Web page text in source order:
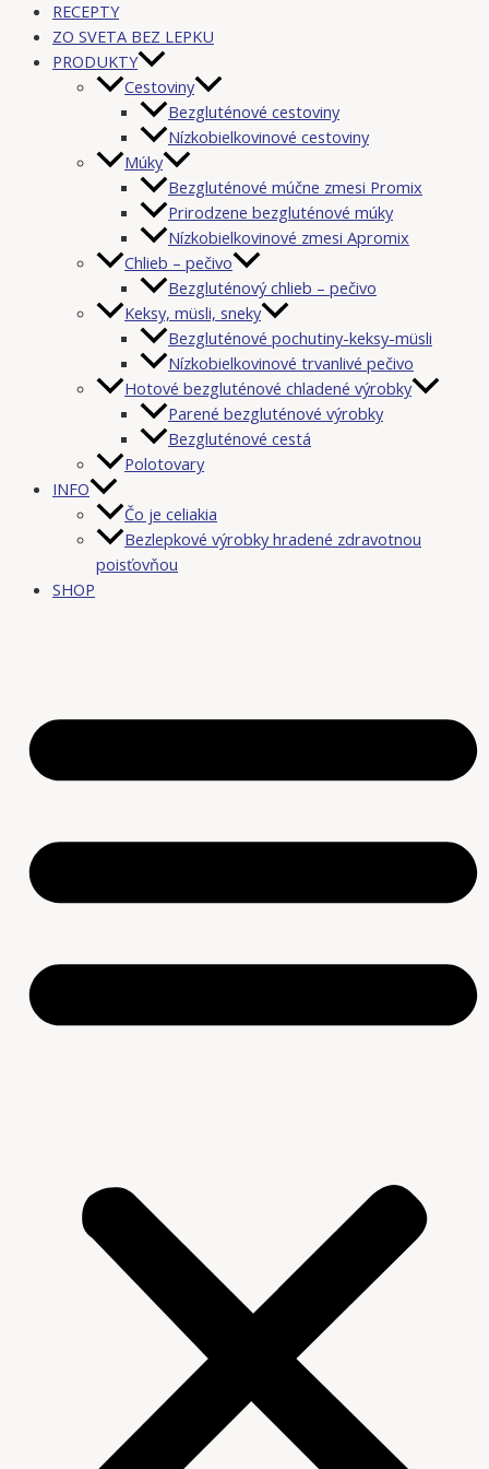
RECEPTY
ZO SVETA BEZ LEPKU
PRODUKTY
Cestoviny
Bezgluténové cestoviny
Nízkobielkovinové cestoviny
Múky
Bezgluténové múčne zmesi Promix
Prirodzene bezgluténové múky
Nízkobielkovinové zmesi Apromix
Chlieb – pečivo
Bezgluténový chlieb – pečivo
Keksy, müsli, sneky
Bezgluténové pochutiny-keksy-müsli
Nízkobielkovinové trvanlivé pečivo
Hotové bezgluténové chladené výrobky
Parené bezgluténové výrobky
Bezgluténové cestá
Polotovary
INFO
Čo je celiakia
Bezlepkové výrobky hradené zdravotnou
poisťovňou
SHOP